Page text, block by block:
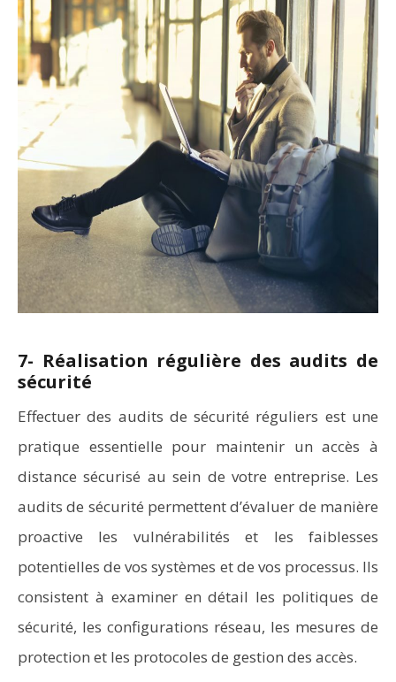
7- Réalisation régulière des audits de
sécurité
Effectuer des audits de sécurité réguliers est une
pratique essentielle pour maintenir un accès à
distance sécurisé au sein de votre entreprise. Les
audits de sécurité permettent d’évaluer de manière
proactive les vulnérabilités et les faiblesses
potentielles de vos systèmes et de vos processus. Ils
consistent à examiner en détail les politiques de
sécurité, les configurations réseau, les mesures de
protection et les protocoles de gestion des accès.